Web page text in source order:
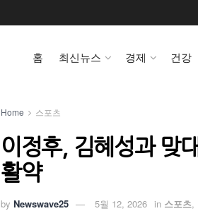
홈 최신뉴스 경제 건강
Home 스포츠
이정후, 김혜성과 맞
활약
by Newswave25 5월 12, 2026 in 스포츠,